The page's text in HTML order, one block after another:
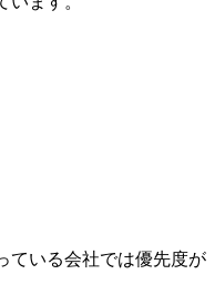
ている会社では優先度が